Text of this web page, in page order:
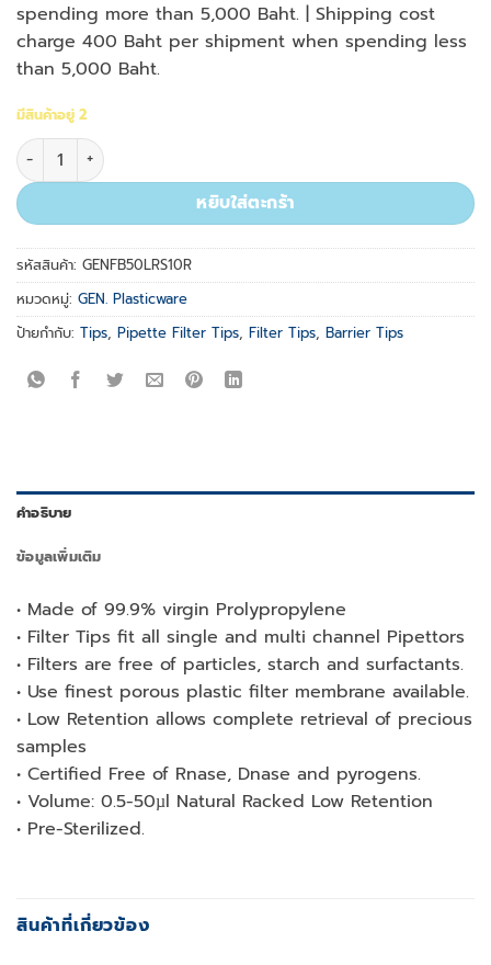
spending more than 5,000 Baht. | Shipping cost
charge 400 Baht per shipment when spending less
than 5,000 Baht.
มีสินค้าอยู่ 2
จำนวน 0.5-50µl Natural Racked Low Retention Pre-
หยิบใส่ตะกร้า
รหัสสินค้า: GENFB50LRS10R
หมวดหมู่: GEN. Plasticware
ป้ายกำกับ: Tips, Pipette Filter Tips, Filter Tips, Barrier Tips
คำอธิบาย
ข้อมูลเพิ่มเติม
• Made of 99.9% virgin Prolypropylene
• Filter Tips fit all single and multi channel Pipettors
• Filters are free of particles, starch and surfactants.
• Use finest porous plastic filter membrane available.
• Low Retention allows complete retrieval of precious
samples
• Certified Free of Rnase, Dnase and pyrogens.
• Volume: 0.5-50µl Natural Racked Low Retention
• Pre-Sterilized.
สินค้าที่เกี่ยวข้อง